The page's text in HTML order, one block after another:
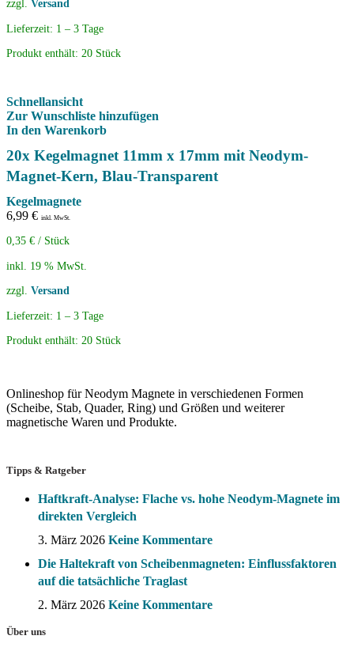
zzgl. Versand
Lieferzeit: 1 – 3 Tage
Produkt enthält: 20 Stück
Schnellansicht
Zur Wunschliste hinzufügen
In den Warenkorb
20x Kegelmagnet 11mm x 17mm mit Neodym-
Magnet-Kern, Blau-Transparent
Kegelmagnete
6,99 € inkl. MwSt.
0,35 € / Stück
inkl. 19 % MwSt.
zzgl. Versand
Lieferzeit: 1 – 3 Tage
Produkt enthält: 20 Stück
Onlineshop für Neodym Magnete in verschiedenen Formen
(Scheibe, Stab, Quader, Ring) und Größen und weiterer
magnetische Waren und Produkte.
Tipps & Ratgeber
Haftkraft-Analyse: Flache vs. hohe Neodym-Magnete im
direkten Vergleich
3. März 2026 Keine Kommentare
Die Haltekraft von Scheibenmagneten: Einflussfaktoren
auf die tatsächliche Traglast
2. März 2026 Keine Kommentare
Über uns